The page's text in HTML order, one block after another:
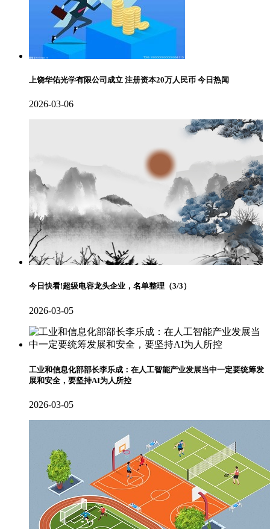
上饶华佑光学有限公司成立 注册资本20万人民币 今日热闻
2026-03-06
今日快看!超级电容龙头企业，名单整理（3/3）
2026-03-05
工业和信息化部部长李乐成：在人工智能产业发展当中一定要统筹发
展和安全，要坚持AI为人所控
2026-03-05